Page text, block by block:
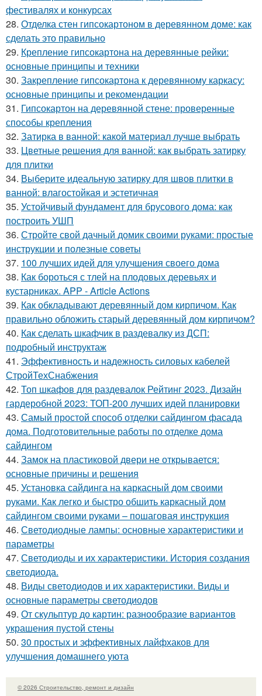
фестивалях и конкурсах
28. Отделка стен гипсокартоном в деревянном доме: как
сделать это правильно
29. Крепление гипсокартона на деревянные рейки:
основные принципы и техники
30. Закрепление гипсокартона к деревянному каркасу:
основные принципы и рекомендации
31. Гипсокартон на деревянной стене: проверенные
способы крепления
32. Затирка в ванной: какой материал лучше выбрать
33. Цветные решения для ванной: как выбрать затирку
для плитки
34. Выберите идеальную затирку для швов плитки в
ванной: влагостойкая и эстетичная
35. Устойчивый фундамент для брусового дома: как
построить УШП
36. Стройте свой дачный домик своими руками: простые
инструкции и полезные советы
37. 100 лучших идей для улучшения своего дома
38. Как бороться с тлей на плодовых деревьях и
кустарниках. APP - Article Actions
39. Как обкладывают деревянный дом кирпичом. Как
правильно обложить старый деревянный дом кирпичом?
40. Как сделать шкафчик в раздевалку из ДСП:
подробный инструктаж
41. Эффективность и надежность силовых кабелей
СтройТехСнабжения
42. Топ шкафов для раздевалок Рейтинг 2023. Дизайн
гардеробной 2023: ТОП-200 лучших идей планировки
43. Самый простой способ отделки сайдингом фасада
дома. Подготовительные работы по отделке дома
сайдингом
44. Замок на пластиковой двери не открывается:
основные причины и решения
45. Установка сайдинга на каркасный дом своими
руками. Как легко и быстро обшить каркасный дом
сайдингом своими руками – пошаговая инструкция
46. Светодиодные лампы: основные характеристики и
параметры
47. Светодиоды и их характеристики. История создания
светодиода.
48. Виды светодиодов и их характеристики. Виды и
основные параметры светодиодов
49. От скульптур до картин: разнообразие вариантов
украшения пустой стены
50. 30 простых и эффективных лайфхаков для
улучшения домашнего уюта
© 2026 Строительство, ремонт и дизайн